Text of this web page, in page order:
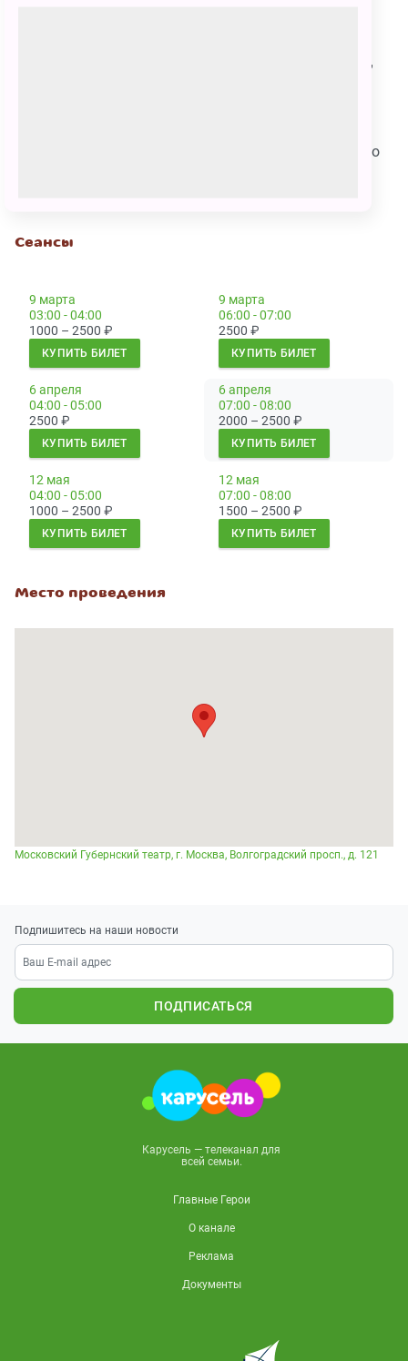
Андрей Щеткин, Геннадий Христенко,
Перед спектаклем проходит экскурсия по
Сеансы
9 марта
03:00 - 04:00
1000 – 2500 ₽
КУПИТЬ БИЛЕТ
9 марта
06:00 - 07:00
2500 ₽
КУПИТЬ БИЛЕТ
6 апреля
04:00 - 05:00
2500 ₽
КУПИТЬ БИЛЕТ
6 апреля
07:00 - 08:00
2000 – 2500 ₽
КУПИТЬ БИЛЕТ
12 мая
04:00 - 05:00
1000 – 2500 ₽
КУПИТЬ БИЛЕТ
12 мая
07:00 - 08:00
1500 – 2500 ₽
КУПИТЬ БИЛЕТ
Место проведения
Московский Губернский театр, г. Москва, Волгоградский просп., д. 121
Подпишитесь на наши новости
ПОДПИСАТЬСЯ
Карусель — телеканал для
всей семьи.
Главные Герои
О канале
Реклама
Документы